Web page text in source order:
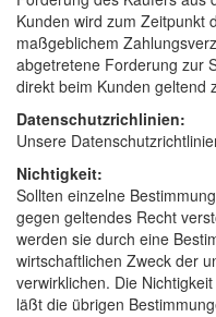
Kunden wird zum Zeitpunkt
maßgeblichem
abgetretene Forderung zur
direkt beim Kunden geltend
Datenschutzrichlinien:
Unsere
Nichtigkeit:
Sollten einzelne
gegen geltendes Recht
werden sie durch eine
wirtschaftlichen Zweck der
verwirklichen. Die
läßt die übrigen